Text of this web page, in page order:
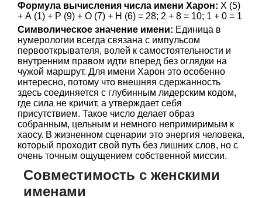
Формула вычисления числа имени Харон: Х (5)
+ А (1) + Р (9) + О (7) + Н (6) = 28; 2 + 8 = 10; 1 + 0 = 1
Символическое значение имени: Единица в
нумерологии всегда связана с импульсом
первооткрывателя, волей к самостоятельности и
внутренним правом идти вперед без оглядки на
чужой маршрут. Для имени Харон это особенно
интересно, потому что внешняя сдержанность
здесь соединяется с глубинным лидерским кодом,
где сила не кричит, а утверждает себя
присутствием. Такое число делает образ
собранным, цельным и немного непримиримым к
хаосу. В жизненном сценарии это энергия человека,
который проходит свой путь без лишних слов, но с
очень точным ощущением собственной миссии.
Совместимость с женскими
именами